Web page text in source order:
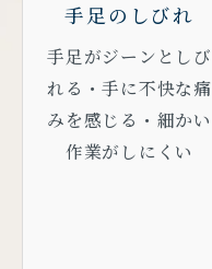
手足のしびれ
手足がジーンとしび
れる・手に不快な痛
みを感じる・細かい
作業がしにくい